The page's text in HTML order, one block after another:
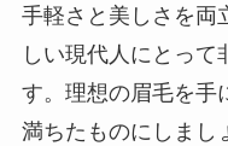
手軽さと美しさを両
しい現代人にとって
す。理想の眉毛を手
満ちたものにしまし